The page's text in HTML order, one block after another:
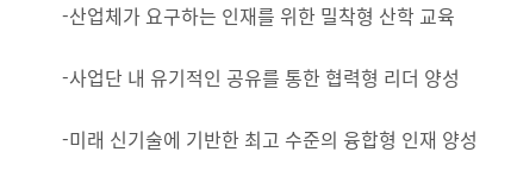
-산업체가 요구하는 인재를 위한 밀착형 산학 교육
-사업단 내 유기적인 공유를 통한 협력형 리더 양성
-미래 신기술에 기반한 최고 수준의 융합형 인재 양성